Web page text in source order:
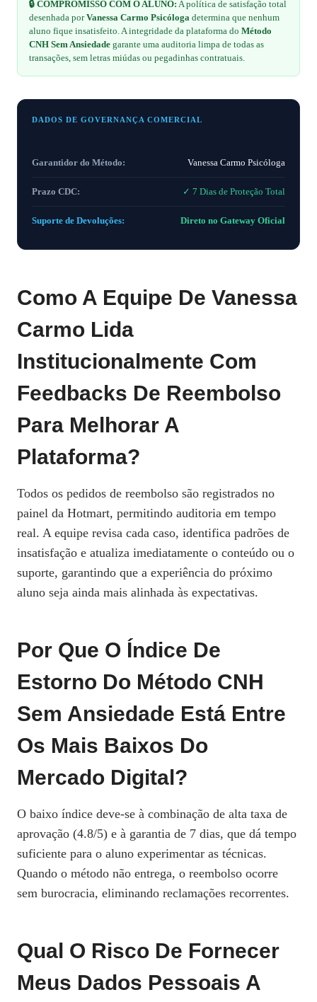
🔒 COMPROMISSO COM O ALUNO: A política de satisfação total
desenhada porVanessa Carmo Psicóloga determina que nenhum
aluno fique insatisfeito. A integridade da plataforma do Método
CNH Sem Ansiedade garante uma auditoria limpa de todas as
transações, sem letras miúdas ou pegadinhas contratuais.
DADOS DE GOVERNANÇA COMERCIAL
Garantidor do Método: Vanessa Carmo Psicóloga
Prazo CDC: ✓ 7 Dias de Proteção Total
Suporte de Devoluções: Direto no Gateway Oficial
Como A Equipe De Vanessa
Carmo Lida
Institucionalmente Com
Feedbacks De Reembolso
Para Melhorar A
Plataforma?
Todos os pedidos de reembolso são registrados no
painel da Hotmart, permitindo auditoria em tempo
real. A equipe revisa cada caso, identifica padrões de
insatisfação e atualiza imediatamente o conteúdo ou o
suporte, garantindo que a experiência do próximo
aluno seja ainda mais alinhada às expectativas.
Por Que O Índice De
Estorno Do Método CNH
Sem Ansiedade Está Entre
Os Mais Baixos Do
Mercado Digital?
O baixo índice deve‑se à combinação de alta taxa de
aprovação (4.8/5) e à garantia de 7 dias, que dá tempo
suficiente para o aluno experimentar as técnicas.
Quando o método não entrega, o reembolso ocorre
sem burocracia, eliminando reclamações recorrentes.
Qual O Risco De Fornecer
Meus Dados Pessoais A